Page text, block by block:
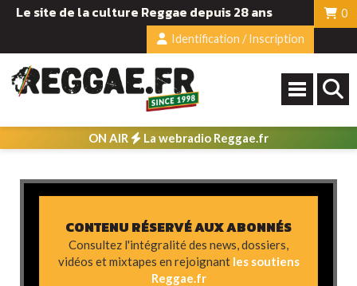
Le site de la culture Reggae depuis 28 ans
0
Identification / Inscription
ON AIR La webradio Reggae.fr
CONTENU RÉSERVÉ AUX ABONNÉS
Consultez l'intégralité des news, dossiers,
vidéos et mixtapes en rejoignant les soutiens
Reggae.fr